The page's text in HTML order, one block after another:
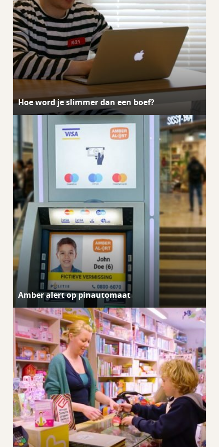
Hoe word je slimmer dan een boef?
Amber alert op pinautomaat